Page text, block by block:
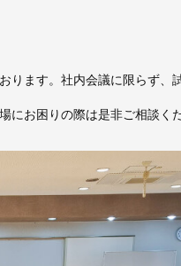
ります。社内会議に限らず、
にお困りの際は是非ご相談く